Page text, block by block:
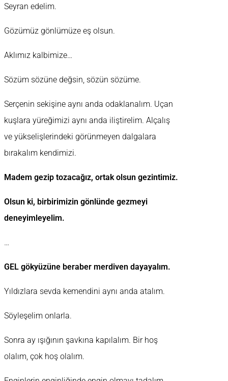
Seyran edelim.
Gözümüz gönlümüze eş olsun.
Aklımız kalbimize…
Sözüm sözüne değsin, sözün sözüme.
Serçenin sekişine aynı anda odaklanalım. Uçan
kuşlara yüreğimizi aynı anda iliştirelim. Alçalış
ve yükselişlerindeki görünmeyen dalgalara
bırakalım kendimizi.
Madem gezip tozacağız, ortak olsun gezintimiz.
Olsun ki, birbirimizin gönlünde gezmeyi
deneyimleyelim.
…
GEL gökyüzüne beraber merdiven dayayalım.
Yıldızlara sevda kemendini aynı anda atalım.
Söyleşelim onlarla.
Sonra ay ışığının şavkına kapılalım. Bir hoş
olalım, çok hoş olalım.